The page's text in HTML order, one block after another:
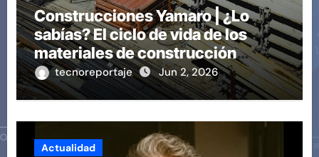
Construcciones Yamaro | ¿Lo
sabías? El ciclo de vida de los
materiales de construcción
revoluciona eficiencia en
proyectos modernos
tecnoreportaje Jun 2, 2026
Actualidad